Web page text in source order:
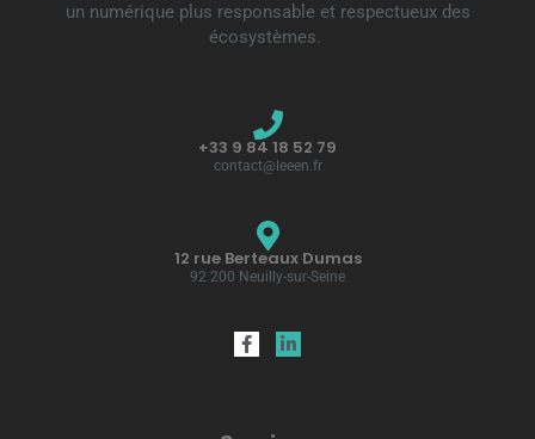
un numérique plus responsable et respectueux des
écosystèmes.
+33 9 84 18 52 79
contact@leeen.fr
12 rue Berteaux Dumas
92 200 Neuilly-sur-Seine